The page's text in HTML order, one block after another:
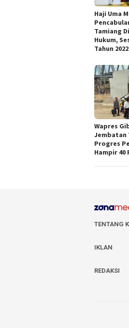
Haji Uma
Tamiang
Hukum,
Tahun
Wapres
Jembatan
Progres
Hampir 40
TENTANG
IKLAN
REDAKSI